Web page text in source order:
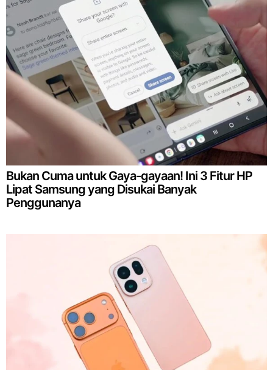
Bukan Cuma untuk Gaya-gayaan! Ini 3 Fitur HP
Lipat Samsung yang Disukai Banyak
Penggunanya